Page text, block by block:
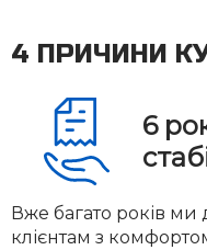
4 ПРИЧИНИ
6
Вже багато років
клієнтам з